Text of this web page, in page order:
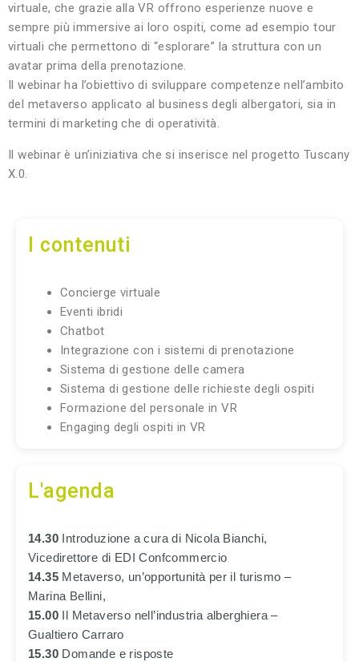
virtuale, che grazie alla VR offrono esperienze nuove e
sempre più immersive ai loro ospiti, come ad esempio tour
virtuali che permettono di “esplorare” la struttura con un
avatar prima della prenotazione.
Il webinar ha l’obiettivo di sviluppare competenze nell’ambito
del metaverso applicato al business degli albergatori, sia in
termini di marketing che di operatività.
Il webinar è un’iniziativa che si inserisce nel progetto Tuscany
X.0.
I contenuti
Concierge virtuale
Eventi ibridi
Chatbot
Integrazione con i sistemi di prenotazione
Sistema di gestione delle camera
Sistema di gestione delle richieste degli ospiti
Formazione del personale in VR
Engaging degli ospiti in VR
L'agenda
14.30 Introduzione a cura di Nicola Bianchi,
Vicedirettore di EDI Confcommercio
14.35 Metaverso, un’opportunità per il turismo –
Marina Bellini,
15.00 Il Metaverso nell’industria alberghiera –
Gualtiero Carraro
15.30 Domande e risposte